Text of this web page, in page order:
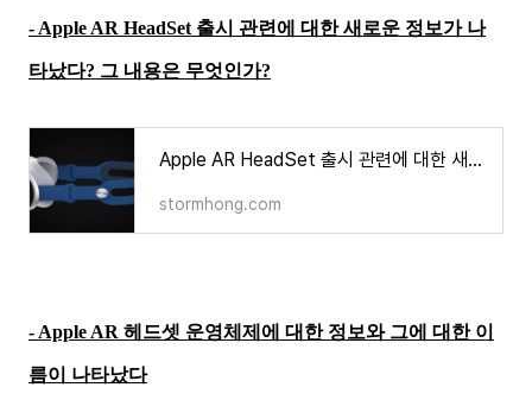
- Apple AR HeadSet 출시 관련에 대한 새로운 정보가 나
타났다? 그 내용은 무엇인가?
Apple AR HeadSet 출시 관련에 대한 새로운 정보가 나타났다? 그 내용은 무엇인가
stormhong.com
- Apple AR 헤드셋 운영체제에 대한 정보와 그에 대한 이
름이 나타났다